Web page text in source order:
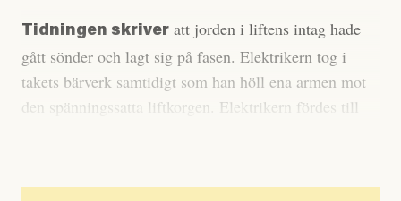
Tidningen skriver att jorden i liftens intag hade
gått sönder och lagt sig på fasen. Elektrikern tog i
takets bärverk samtidigt som han höll ena armen mot
den spänningssatta liftkorgen. Elektrikern fördes till